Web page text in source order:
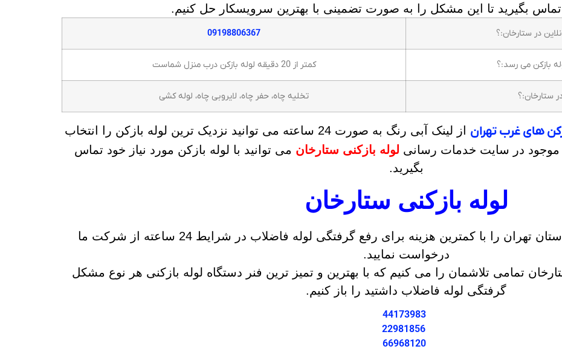
تماس بگیرید تا این مشکل را به صورت تضمینی با بهترین سرویسکار حل کنیم.
در ستارخان:؟ 09198806367
بازکن می رسد:؟ کمتر از 20 دقیقه لوله بازکن درب منزل شماست
ستارخان:؟ تخلیه چاه، حفر چاه، لایروبی چاه، لوله کشی
های غرب تهران
از لینک آبی رنگ به صورت 24 ساعته می توانید نزدیک ترین لوله بازکن را انتخاب
موجود در سایت خدمات رسانی لوله بازکنی ستارخان می توانید با لوله بازکن مورد نیاز خود تماس
بگیرید.
لوله بازکنی ستارخان
شمال غرب استان تهران را با کمترین هزینه برای رفع گرفتگی لوله فاضلاب در شرایط 24 ساعته از شرکت ما
درخواست نمایید.
تمامی تلاشمان را می کنیم که با بهترین و تمیز ترین فنر دستگاه لوله بازکنی هر نوع مشکل
گرفتگی لوله فاضلاب داشتید را باز کنیم.
44173983
22981856
66968120